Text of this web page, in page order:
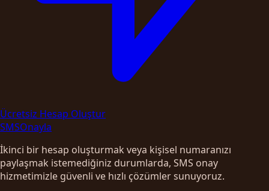
Ücretsiz Hesap Oluştur
SMSOnayla
İkinci bir hesap oluşturmak veya kişisel numaranızı
paylaşmak istemediğiniz durumlarda, SMS onay
hizmetimizle güvenli ve hızlı çözümler sunuyoruz.